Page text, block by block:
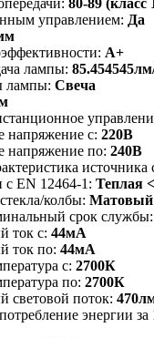
управлением: Да
A+
лампы:
лампы: Свеча
напряжение с: 220В
напряжение по: 240В
источника
с EN 12464-1: Теплая
колбы: Матовый
срок службы:
ток с: 44мА
ток по: 44мА
с: 2700К
по: 2700К
световой поток:
энергии за